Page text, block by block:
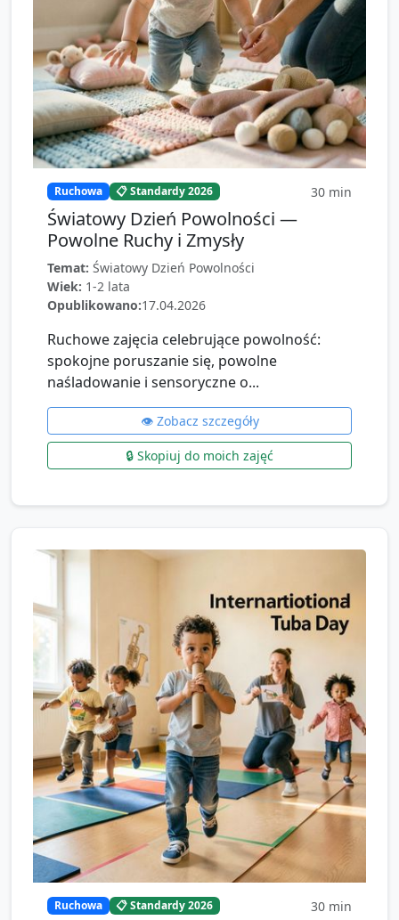
Ruchowa 📋 Standardy 2026 30 min
Światowy Dzień Powolności —
Powolne Ruchy i Zmysły
Temat: Światowy Dzień Powolności
Wiek: 1-2 lata
Opublikowano:17.04.2026
Ruchowe zajęcia celebrujące powolność:
spokojne poruszanie się, powolne
naśladowanie i sensoryczne o...
👁️ Zobacz szczegóły
🔒 Skopiuj do moich zajęć
Ruchowa 📋 Standardy 2026 30 min